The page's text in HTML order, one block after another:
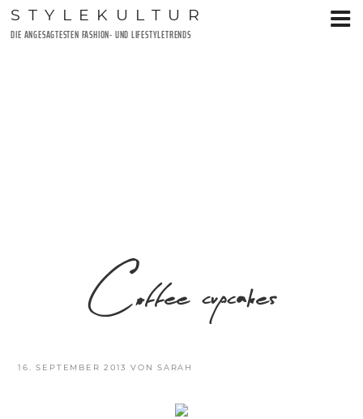
Zum
Inhalt
STYLEKULTUR
DIE ANGESAGTESTEN FASHION- UND LIFESTYLETRENDS
VERÖFFENTLICHT
16. SEPTEMBER 2013 VONSARAH
Coffee cupcakes